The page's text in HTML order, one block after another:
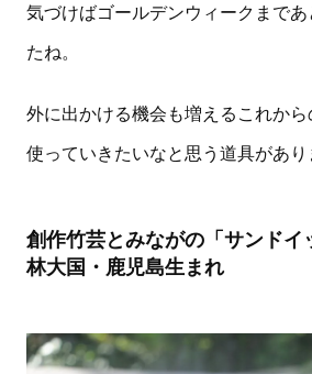
気づけばゴールデンウィークまで
たね。
外に出かける機会も増えるこれか
使っていきたいなと思う道具があり
創作竹芸とみながの「サンドイ
林大国・鹿児島生まれ